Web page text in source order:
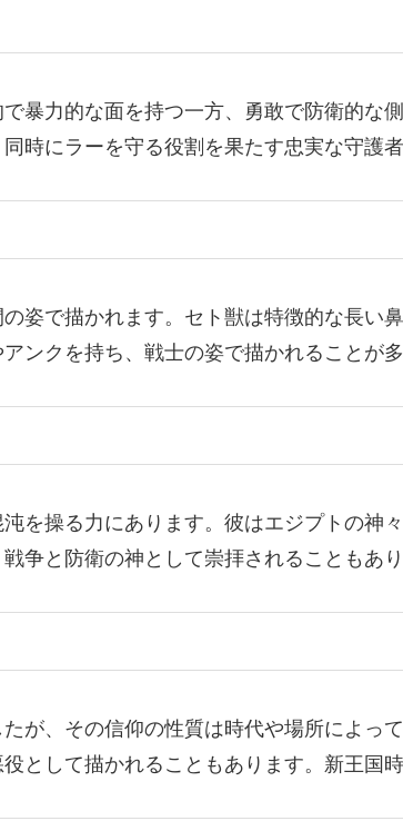
暴力的な面を持つ一方、勇敢で防衛的な
時にラーを守る役割を果たす忠実な守護者
姿で描かれます。セト獣は特徴的な長い
ンクを持ち、戦士の姿で描かれることが多
を操る力にあります。彼はエジプトの神
争と防衛の神として崇拝されることもあり
が、その信仰の性質は時代や場所によっ
として描かれることもあります。新王国